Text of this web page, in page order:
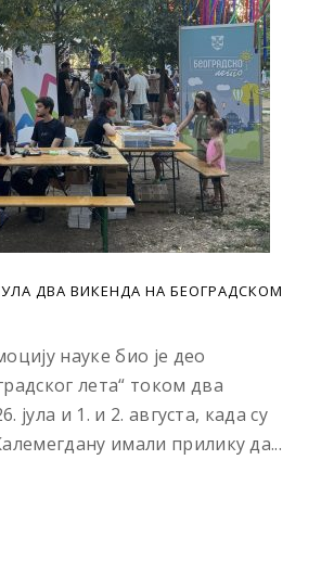
ДВА ВИКЕНДА НА БЕОГРАДСКОМ
науке био је део
лета“ током два
јула и 1. и 2. августа, када су
имали прилику да...